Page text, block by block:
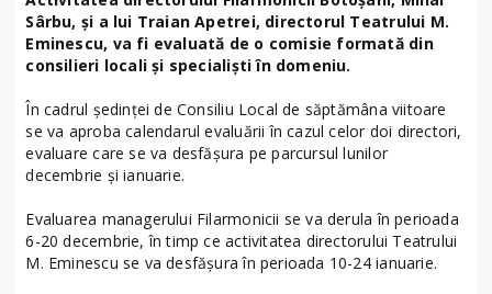
Sârbu, și a lui Traian Apetrei, directorul Teatrului M.
Eminescu, va fi evaluată de o comisie formată din
consilieri locali și specialiști în domeniu.
În cadrul ședinței de Consiliu Local de săptămâna viitoare
se va aproba calendarul evaluării în cazul celor doi directori,
evaluare care se va desfășura pe parcursul lunilor
decembrie și ianuarie.
Evaluarea managerului Filarmonicii se va derula în perioada
6-20 decembrie, în timp ce activitatea directorului Teatrului
M. Eminescu se va desfășura în perioada 10-24 ianuarie.